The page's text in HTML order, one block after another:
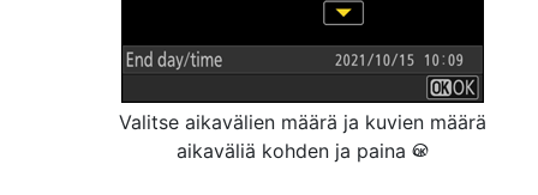
Valitse aikavälien määrä ja kuvien määrä
aikaväliä kohden ja paina J